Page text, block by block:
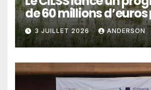
de 60 millions d’euros
pastoralisme
3 JUILLET 2026 ANDERSON